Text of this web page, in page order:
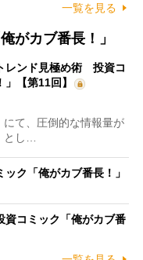
一覧を見る
がカブ番長！」
レンド見極め術 投資コ
【第11回】
て、圧倒的な情報量が
とし…
ク「俺がカブ番長！」
コミック「俺がカブ番